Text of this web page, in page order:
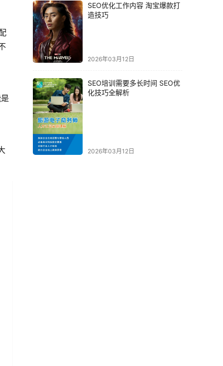
SEO优化工作内容 淘宝爆款打
造技巧
2026年03月12日
SEO培训需要多长时间 SEO优
化技巧全解析
2026年03月12日